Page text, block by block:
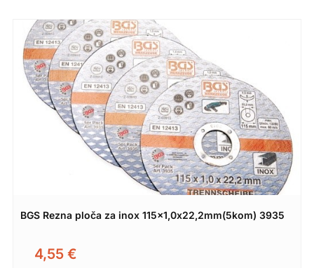
BGS Rezna ploča za inox 115×1,0x22,2mm(5kom) 3935
4,55 €